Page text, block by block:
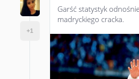
Garść statystyk
madryckiego cracka.